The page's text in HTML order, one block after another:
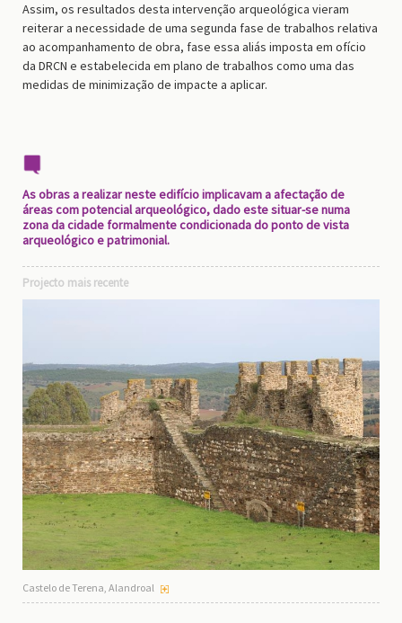
Assim, os resultados desta intervenção arqueológica vieram
reiterar a necessidade de uma segunda fase de trabalhos relativa
ao acompanhamento de obra, fase essa aliás imposta em ofício
da DRCN e estabelecida em plano de trabalhos como uma das
medidas de minimização de impacte a aplicar.
As obras a realizar neste edifício implicavam a afectação de
áreas com potencial arqueológico, dado este situar-se numa
zona da cidade formalmente condicionada do ponto de vista
arqueológico e patrimonial.
Projecto mais recente
Castelo de Terena, Alandroal